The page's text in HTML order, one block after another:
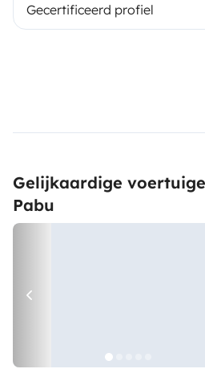
Gecertificeerd profiel
Gelijkaardige
Pabu